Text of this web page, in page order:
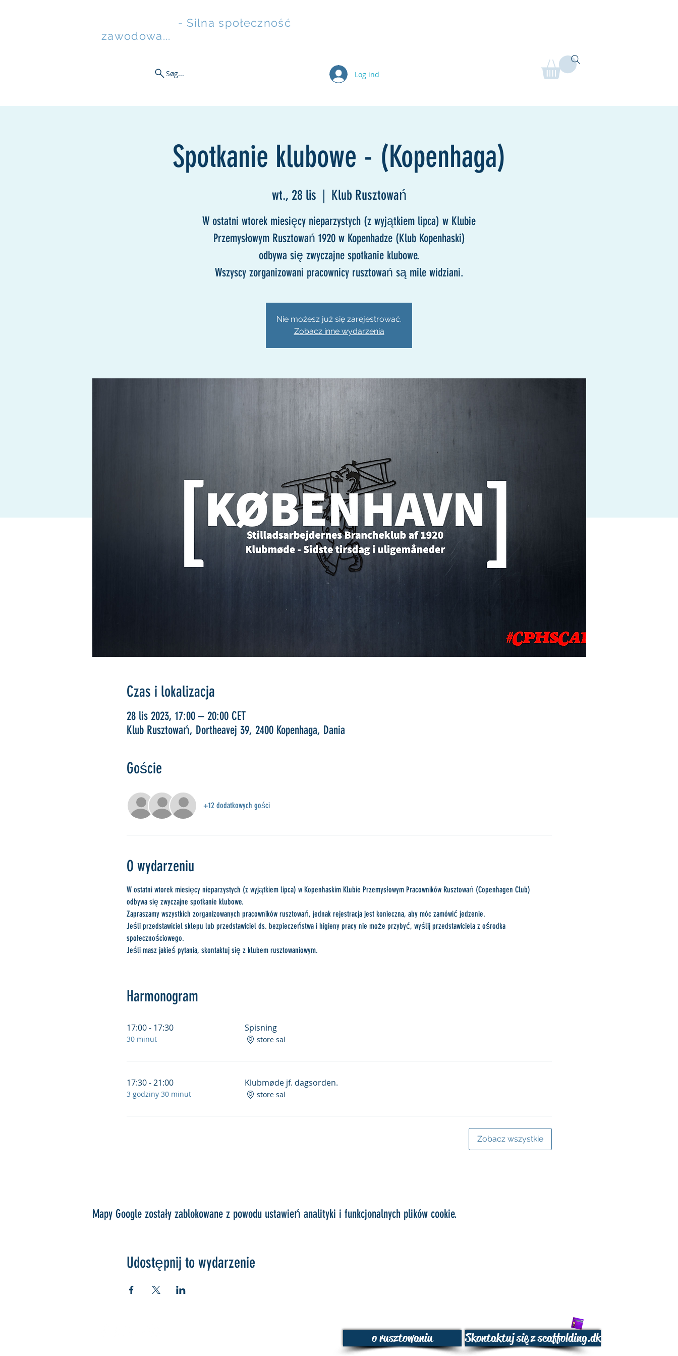
- Silna społeczność
zawodowa...
Søg... Log ind
Spotkanie klubowe - (Kopenhaga)
wt., 28 lis
  |
Klub Rusztowań
W ostatni wtorek miesięcy nieparzystych (z wyjątkiem lipca) w Klubie
Przemysłowym Rusztowań 1920 w Kopenhadze (Klub Kopenhaski)
odbywa się zwyczajne spotkanie klubowe.
Wszyscy zorganizowani pracownicy rusztowań są mile widziani.
Nie możesz już się zarejestrować.
Zobacz inne wydarzenia
Czas i lokalizacja
28 lis 2023, 17:00 – 20:00 CET
Klub Rusztowań, Dortheavej 39, 2400 Kopenhaga, Dania
Goście
+12 dodatkowych gości
O wydarzeniu
W ostatni wtorek miesięcy nieparzystych (z wyjątkiem lipca) w Kopenhaskim Klubie Przemysłowym Pracowników Rusztowań (Copenhagen Club)
odbywa się zwyczajne spotkanie klubowe.
Zapraszamy wszystkich zorganizowanych pracowników rusztowań, jednak rejestracja jest konieczna, aby móc zamówić jedzenie.
Jeśli przedstawiciel sklepu lub przedstawiciel ds. bezpieczeństwa i higieny pracy nie może przybyć, wyślij przedstawiciela z ośrodka
społecznościowego.
Jeśli masz jakieś pytania, skontaktuj się z klubem rusztowaniowym.
Harmonogram
17:00 - 17:30
30 minut
Spisning
store sal
17:30 - 21:00
3 godziny 30 minut
Klubmøde jf. dagsorden.
store sal
Zobacz wszystkie
Mapy Google zostały zablokowane z powodu ustawień analityki i funkcjonalnych plików cookie.
Udostępnij to wydarzenie
o rusztowaniu Skontaktuj się z scaffolding.dk